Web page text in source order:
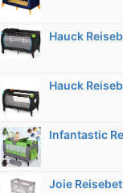
Hauck
Hauck
Infantastic
Joie